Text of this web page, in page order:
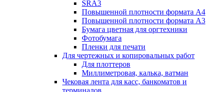
SRA3
Повышенной плотности формата А4
Повышенной плотности формата А3
Бумага цветная для оргтехники
Фотобумага
Пленки для печати
Для чертежных и копировальных работ
Для плоттеров
Миллиметровая, калька, ватман
Чековая лента для касс, банкоматов и